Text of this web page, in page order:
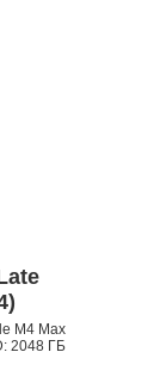
M4 Max
2048 ГБ